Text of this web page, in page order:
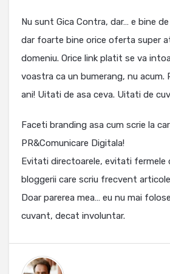
Nu sunt Gica Contra, dar… e bine
dar foarte bine orice oferta super
domeniu. Orice link platit se va
voastra ca un bumerang, nu acum.
ani! Uitati de asa ceva. Uitati de
Faceti branding asa cum scrie la
PR&Comunicare Digitala!
Evitati directoarele, evitati fermele
bloggerii care scriu frecvent
Doar parerea mea… eu nu mai
cuvant, decat involuntar.